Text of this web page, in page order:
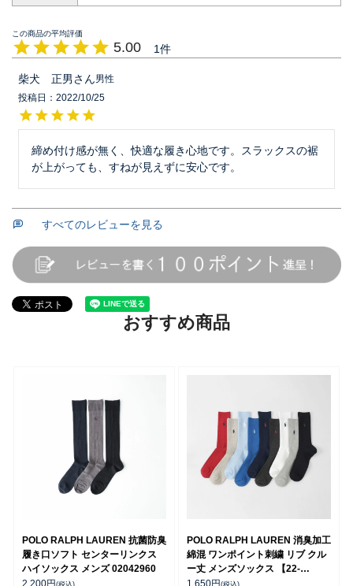
5.00 1
柴犬 正男
男性
投稿日
2022/10/25
締め付け感が無く、快適な履き心地です。スラックスの裾
が上がっても、すねが見えずに安心です。
すべてのレビューを見る
おすすめ商品
POLO RALPH LAUREN 抗菌防臭
履き口ソフト センターリンクス
ハイソックス メンズ 02042960
2,200円(税込)
POLO RALPH LAUREN 消臭加工
綿混 ワンポイント刺繍 リブ クル
ー丈 メンズソックス 【22-
24cm】 【24-26cm】【26-
1,650円(税込)